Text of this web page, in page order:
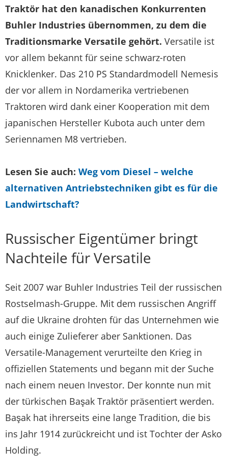
Traktör hat den kanadischen Konkurrenten
Buhler Industries übernommen, zu dem die
Traditionsmarke Versatile gehört. Versatile ist
vor allem bekannt für seine schwarz-roten
Knicklenker. Das 210 PS Standardmodell Nemesis
der vor allem in Nordamerika vertriebenen
Traktoren wird dank einer Kooperation mit dem
japanischen Hersteller Kubota auch unter dem
Seriennamen M8 vertrieben.
Lesen Sie auch: Weg vom Diesel – welche
alternativen Antriebstechniken gibt es für die
Landwirtschaft?
Russischer Eigentümer bringt
Nachteile für Versatile
Seit 2007 war Buhler Industries Teil der russischen
Rostselmash-Gruppe. Mit dem russischen Angriff
auf die Ukraine drohten für das Unternehmen wie
auch einige Zulieferer aber Sanktionen. Das
Versatile-Management verurteilte den Krieg in
offiziellen Statements und begann mit der Suche
nach einem neuen Investor. Der konnte nun mit
der türkischen Başak Traktör präsentiert werden.
Başak hat ihrerseits eine lange Tradition, die bis
ins Jahr 1914 zurückreicht und ist Tochter der Asko
Holding.